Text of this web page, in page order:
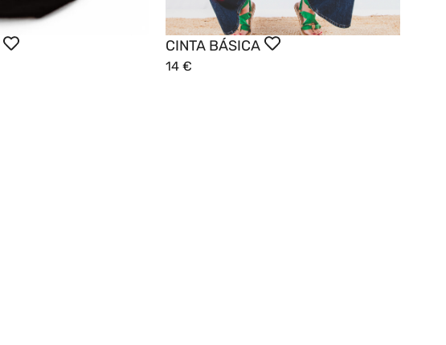
CINTA BÁSICA
14 €